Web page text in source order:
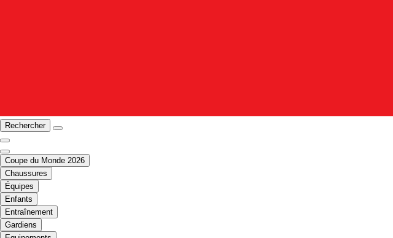
Rechercher
Coupe du Monde 2026
Chaussures
Équipes
Enfants
Entraînement
Gardiens